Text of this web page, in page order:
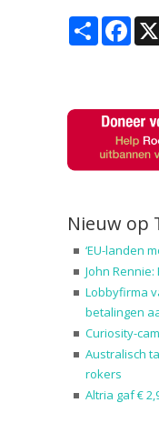
Share
Nieuw op
‘EU-landen
John Rennie:
Lobbyfirma
betalingen
Curiosity-
Australisch
rokers
Altria gaf €